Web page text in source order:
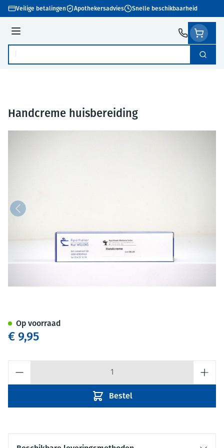
Ga naar de inhoud
Veilige betalingen Apothekersadvies Snelle beschikbaarheid
Menu
Product, merk, categorie... Zoek
Handcreme huisbereiding
€ 9,95
Bestel
Op voorraad